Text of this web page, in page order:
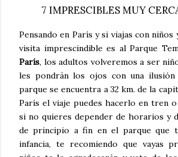
7 IMPRESCIBLES MUY
Pensando en París y si viajas con niños
visita imprescindible es al Parque
París, los adultos volveremos a ser
les pondrán los ojos con una ilusión
parque se encuentra a 32 km. de la
París el viaje puedes hacerlo en tren
si no quieres depender de horarios y
de principio a fin en el parque que
infancia, te recomiendo que vayas